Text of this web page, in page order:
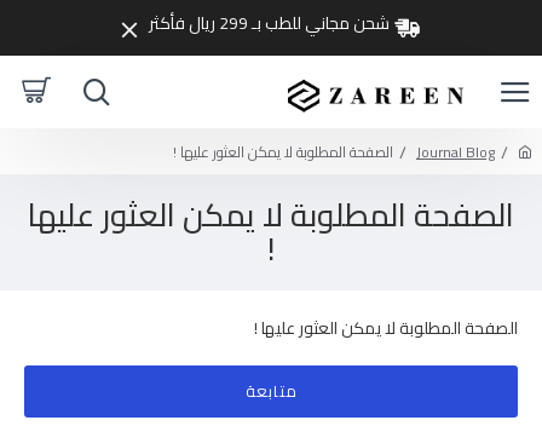
شحن مجاني للطب بـ 299 ريال فأكثر
Journal Blog الصفحة المطلوبة لا يمكن العثور عليها !
الصفحة المطلوبة لا يمكن العثور عليها
!
الصفحة المطلوبة لا يمكن العثور عليها !
متابعة